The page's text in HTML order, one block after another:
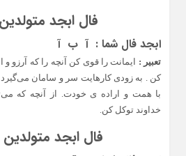
فال ابجد
ابجد فال شما : آ ب آ
تعبیر :
ایمانت را قوی کن آنچه را که آرزو
کن . به زودی کارهایت سر و سامان
با همت و اراده ی خودت. از آنچه که
خداوند توکل کن.
فال ابجد